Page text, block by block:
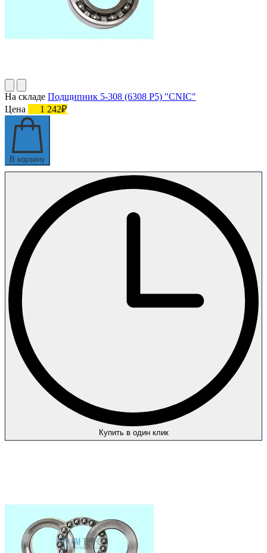
На складе Подшипник 5-308 (6308 P5) "CNIC"
Цена
1 242₽
В корзину
Купить в один клик